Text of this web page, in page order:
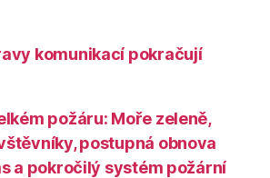
komunikací pokračují
požáru: Moře zeleně,
postupná obnova
a pokročilý systém požární